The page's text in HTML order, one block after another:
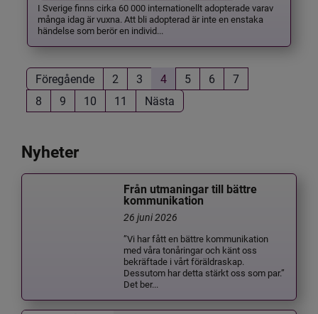
I Sverige finns cirka 60 000 internationellt adopterade varav
många idag är vuxna. Att bli adopterad är inte en enstaka
händelse som berör en individ...
Föregående 2 3 4 5 6
7
8
9 10 11 Nästa
Nyheter
Från utmaningar till bättre
kommunikation
26 juni 2026
”Vi har fått en bättre kommunikation
med våra tonåringar och känt oss
bekräftade i vårt föräldraskap.
Dessutom har detta stärkt oss som par.”
Det ber...